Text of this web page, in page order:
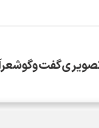
گفت‌وگو